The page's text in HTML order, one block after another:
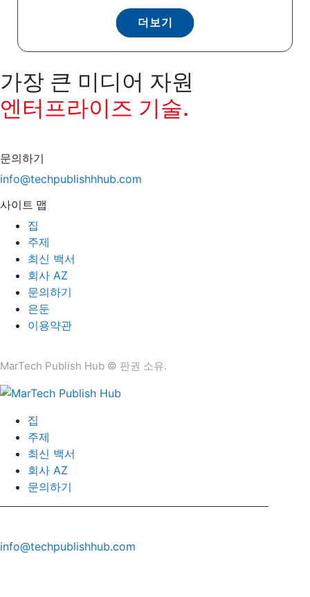
더보기
가장 큰 미디어 자원
엔터프라이즈 기술.
문의하기
info@techpublishhhub.com
사이트 맵
집
주제
최신 백서
회사 AZ
문의하기
은둔
이용약관
MarTech Publish Hub © 판권 소유.
집
주제
최신 백서
회사 AZ
문의하기
info@techpublishhub.com